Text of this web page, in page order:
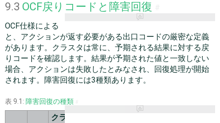
9.3 OCF戻りコードと障害回復
OCF仕様による
と、アクションが返す必要がある出口コードの厳密な定義
があります。クラスタは常に、予期される結果に対する戻
りコードを確認します。結果が予期された値と一致しない
場合、アクションは失敗したとみなされ、回復処理が開始
されます。障害回復には3種類あります。
表 9.1: 障害回復の種類
クラ